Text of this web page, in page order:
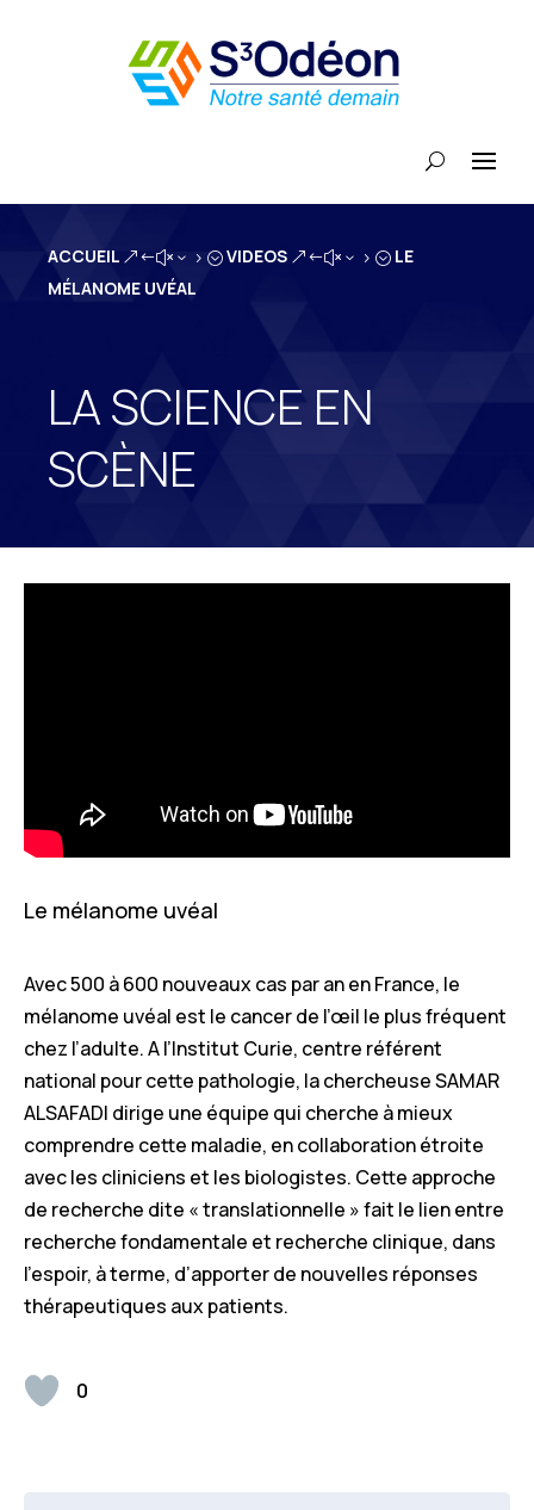
ACCUEIL &#x35; VIDEOS &#x35; LE
MÉLANOME UVÉAL
LA SCIENCE EN
SCÈNE
Le mélanome uvéal
Avec 500 à 600 nouveaux cas par an en France, le
mélanome uvéal est le cancer de l’œil le plus fréquent
chez l’adulte. A l’Institut Curie, centre référent
national pour cette pathologie, la chercheuse SAMAR
ALSAFADI dirige une équipe qui cherche à mieux
comprendre cette maladie, en collaboration étroite
avec les cliniciens et les biologistes. Cette approche
de recherche dite « translationnelle » fait le lien entre
recherche fondamentale et recherche clinique, dans
l’espoir, à terme, d’apporter de nouvelles réponses
thérapeutiques aux patients.
0